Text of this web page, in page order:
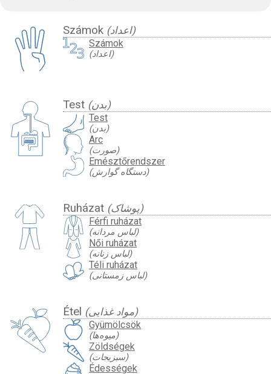
Számok (اعداد)
Számok
(اعداد)
Test (بدن)
Test
(بدن)
Arc
(صورت)
Emésztőrendszer
(دستگاه گوارش)
Ruházat (پوشاک)
Férfi ruházat
(لباس مردانه)
Női ruházat
(لباس زنانه)
Téli ruházat
(لباس زمستانی)
Étel (مواد غذایی)
Gyümölcsök
(میوه‌ها)
Zöldségek
(سبزیجات)
Édességek